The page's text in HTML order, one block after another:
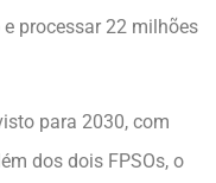
processar 22 milhões
para 2030, com
dos dois FPSOs, o